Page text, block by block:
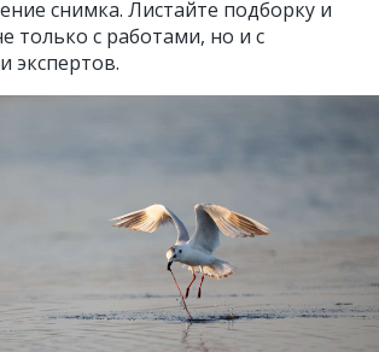
снимка. Листайте подборку и
только с работами, но и с
экспертов.